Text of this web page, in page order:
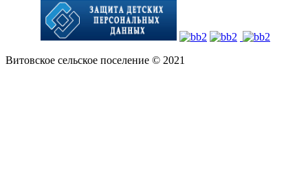
Витовское сельское поселение © 2021